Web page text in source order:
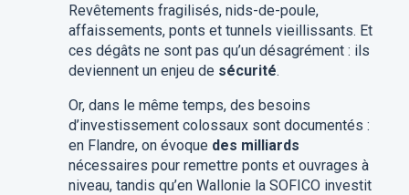
Revêtements fragilisés, nids-de-poule,
affaissements, ponts et tunnels vieillissants. Et
ces dégâts ne sont pas qu’un désagrément : ils
deviennent un enjeu de sécurité.
Or, dans le même temps, des besoins
d’investissement colossaux sont documentés :
en Flandre, on évoque des milliards
nécessaires pour remettre ponts et ouvrages à
niveau, tandis qu’en Wallonie la SOFICO investit